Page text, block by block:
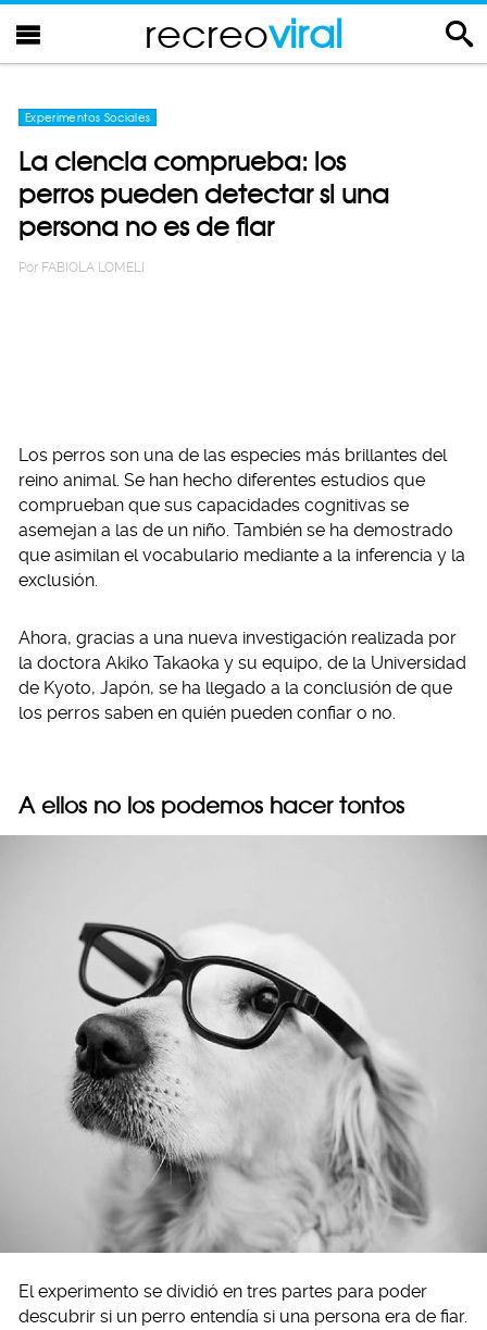
recreoviral
Experimentos Sociales
La ciencia comprueba: los
perros pueden detectar si una
persona no es de fiar
Por FABIOLA LOMELI
Los perros son una de las especies más brillantes del
reino animal. Se han hecho diferentes estudios que
comprueban que sus capacidades cognitivas se
asemejan a las de un niño. También se ha demostrado
que asimilan el vocabulario mediante a la inferencia y la
exclusión.
Ahora, gracias a una nueva investigación realizada por
la doctora Akiko Takaoka y su equipo, de la Universidad
de Kyoto, Japón, se ha llegado a la conclusión de que
los perros saben en quién pueden confiar o no.
A ellos no los podemos hacer tontos
El experimento se dividió en tres partes para poder
descubrir si un perro entendía si una persona era de fiar.